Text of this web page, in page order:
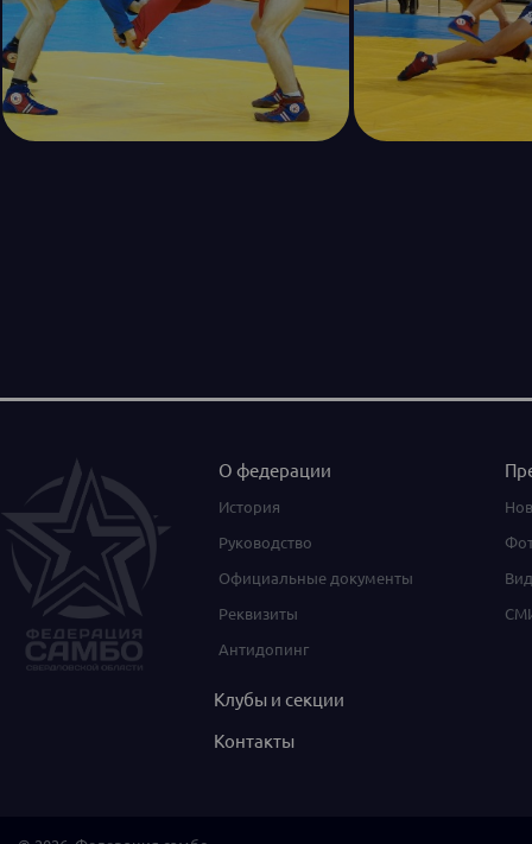
О федерации
История
Руководство
Официальные документы
Реквизиты
Антидопинг
Клубы и секции
Контакты